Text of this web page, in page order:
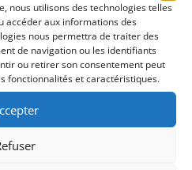
nous utilisons des technologies telles
accéder aux informations des
nous permettra de traiter des
de navigation ou les identifiants
ou retirer son consentement peut
fonctionnalités et caractéristiques.
2105542813